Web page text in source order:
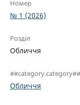
Номер
№ 1 (2026)
Розділ
Обличчя
##category.category##
Обличчя